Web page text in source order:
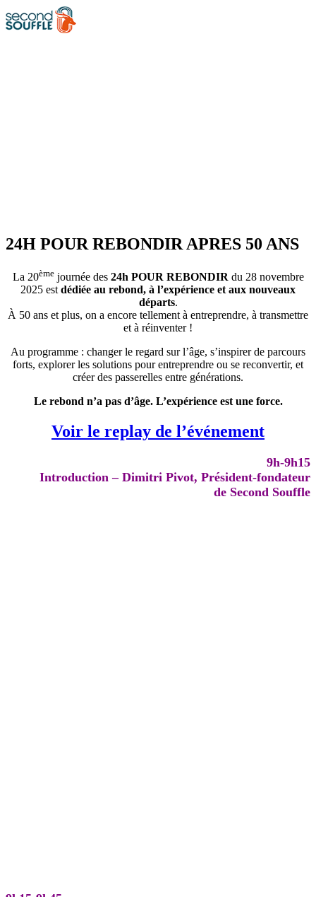
24H POUR REBONDIR APRES 50 ANS
La 20èmejournée des 24h POUR REBONDIR du 28 novembre
2025 est dédiée au rebond, à l’expérience et aux nouveaux
départs.
À 50 ans et plus, on a encore tellement à entreprendre, à transmettre
et à réinventer !
Au programme : changer le regard sur l’âge, s’inspirer de parcours
forts, explorer les solutions pour entreprendre ou se reconvertir, et
créer des passerelles entre générations.
Le rebond n’a pas d’âge. L’expérience est une force.
Voir le replay de l’événement
9h-9h15
Introduction – Dimitri Pivot, Président-fondateur
de Second Souffle